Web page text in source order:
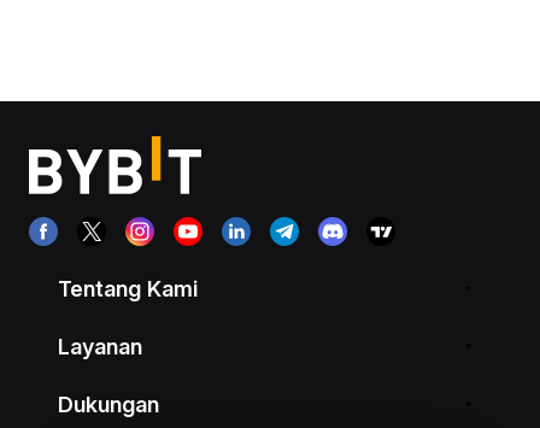
Tentang Kami
Layanan
Dukungan